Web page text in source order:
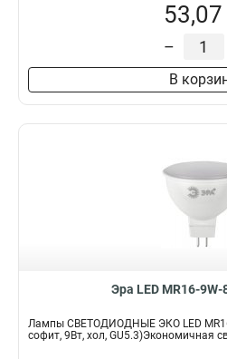
53,07
–
В
Эра LED MR16-9W-
Лампы СВЕТОДИОДНЫЕ ЭКО LED
софит, 9Вт, хол, GU5.3)Экономичная